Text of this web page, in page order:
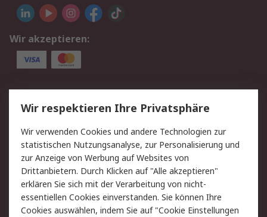
Wir akzeptieren:
Service
Value Added Services
Lieferlösungen
Rücksendungen
Kontakt
Hilfe
Privatkunden
Rechtliches
AGB
Datenschutz
Wir respektieren Ihre Privatsphäre
Wir verwenden Cookies und andere Technologien zur
statistischen Nutzungsanalyse, zur Personalisierung und
zur Anzeige von Werbung auf Websites von
Drittanbietern. Durch Klicken auf "Alle akzeptieren"
erklären Sie sich mit der Verarbeitung von nicht-
essentiellen Cookies einverstanden. Sie können Ihre
Cookies auswählen, indem Sie auf "Cookie Einstellungen